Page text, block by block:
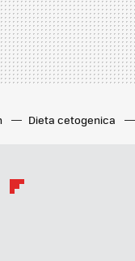
Dieta cetogenica